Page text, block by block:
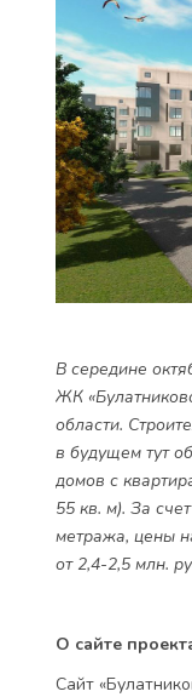
В середине
ЖК
области.
в будущем тут
домов с
55 кв. м). За
метража, цены
от 2,4-2,5 млн.
О сайте
Сайт